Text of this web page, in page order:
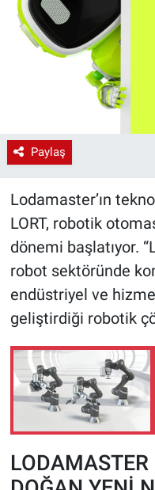
Paylaş
Lodamaster’ın
LORT, robotik
dönemi başlatıyor.
robot sektöründe
endüstriyel ve
geliştirdiği robotik
LODAMASTER